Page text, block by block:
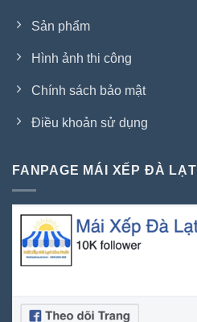
Sản phẩm
Hình ảnh thi công
Chính sách bảo mật
Điều khoản sử dụng
FANPAGE MÁI XẾP ĐÀ LẠT